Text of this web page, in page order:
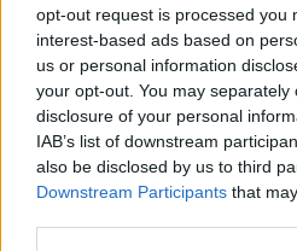
opt-out request is processed you
interest-based ads based on
us or personal information
your opt-out. You may
disclosure of your personal
IAB’s list of downstream
also be disclosed by us to third
Downstream Participants that
Magyarország tele van gyönyörű
is. A jó idő beköszöntével érdemes
Születésnapi
hétvégén a
Fővárosi